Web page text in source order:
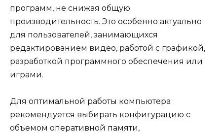
программ, не снижая общую
производительность. Это особенно актуально
для пользователей, занимающихся
редактированием видео, работой с графикой,
разработкой программного обеспечения или
играми.
Для оптимальной работы компьютера
рекомендуется выбирать конфигурацию с
объемом оперативной памяти,